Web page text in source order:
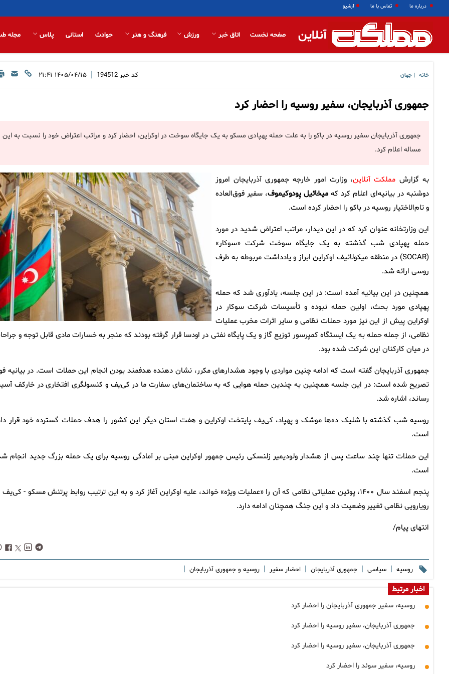
درباره ما تماس با ما آرشیو
آنلاین صفحه نخست اتاق خبر ورزش فرهنگ و هنر حوادث استانی پلاس مجله
خانه جهان کد خبر 194512
| ۱۴۰۵/۰۴/۱۵ ۲۱:۴۱
جمهوری آذربایجان، سفیر روسیه را احضار کرد
جمهوری آذربایجان سفیر روسیه در باکو را به علت حمله پهپادی مسکو به یک جایگاه سوخت در اوکراین، احضار کرد و مراتب اعتراض خود را نسبت به این
مساله اعلام کرد.
به گزارش مملکت آنلاین، وزارت امور خارجه جمهوری آذربایجان امروز
دوشنبه در بیانیه‌ای اعلام کرد کهمیخائیل یِودوکیموف، سفیر فوق‌العاده
و تام‌الاختیار روسیه در باکو را احضار کرده است.
این وزارتخانه عنوان کرد که در این دیدار، مراتب اعتراض شدید در مورد
حمله پهپادی شب گذشته به یک جایگاه سوخت شرکت «سوکار»
(SOCAR) در منطقه میکولائیف اوکراین ابراز و یادداشت مربوطه به طرف
روسی ارائه شد.
همچنین در این بیانیه آمده است: در این جلسه، یادآوری شد که حمله
پهپادی مورد بحث، اولین حمله نبوده و تأسیسات شرکت سوکار در
اوکراین پیش از این نیز مورد حملات نظامی و سایر اثرات مخرب عملیات
نظامی، از جمله حمله به یک ایستگاه کمپرسور توزیع گاز و یک پایگاه نفتی در اودسا قرار گرفته بودند که منجر به خسارات مادی قابل توجه و
در میان کارکنان این شرکت شده بود.
جمهوری آذربایجان گفته است که ادامه چنین مواردی با وجود هشدارهای مکرر، نشان دهنده هدفمند بودن انجام این حملات است. در بیانیه
تصریح شده است: در این جلسه همچنین به چندین حمله هوایی که به ساختمان‌های سفارت ما در کی‌یف و کنسولگری افتخاری در خارکف
رساند، اشاره شد.
روسیه شب گذشته با شلیک ده‌ها موشک و پهپاد، کی‌یف پایتخت اوکراین و هفت استان دیگر این کشور را هدف حملات گسترده خود قرار
است.
این حملات تنها چند ساعت پس از هشدار ولودیمیر زلنسکی رئیس جمهور اوکراین مبنی بر آمادگی روسیه برای یک حمله بزرگ جدید انجام
است.
پنجم اسفند سال ۱۴۰۰، پوتین عملیاتی نظامی که آن را «عملیات ویژه» خواند، علیه اوکراین آغاز کرد و به این ترتیب روابط پرتنش مسکو -
رویارویی نظامی تغییر وضعیت داد و این جنگ همچنان ادامه دارد.
انتهای پیام/
روسیه | سیاسی | جمهوری آذربایجان | احضار سفیر | روسیه و جمهوری آذربایجان |
اخبار مرتبط
روسیه، سفیر جمهوری آذربایجان را احضار کرد
جمهوری آذربایجان، سفیر روسیه را احضار کرد
جمهوری آذربایجان، سفیر روسیه را احضار کرد
روسیه، سفیر سوئد را احضار کرد